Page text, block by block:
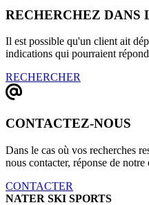
RECHERCHEZ DANS
Il est possible qu'un client ait
indications qui pourraient
RECHERCHER
CONTACTEZ-NOUS
Dans le cas où vos recherches
nous contacter, réponse de
CONTACTER
NATER SKI SPORTS